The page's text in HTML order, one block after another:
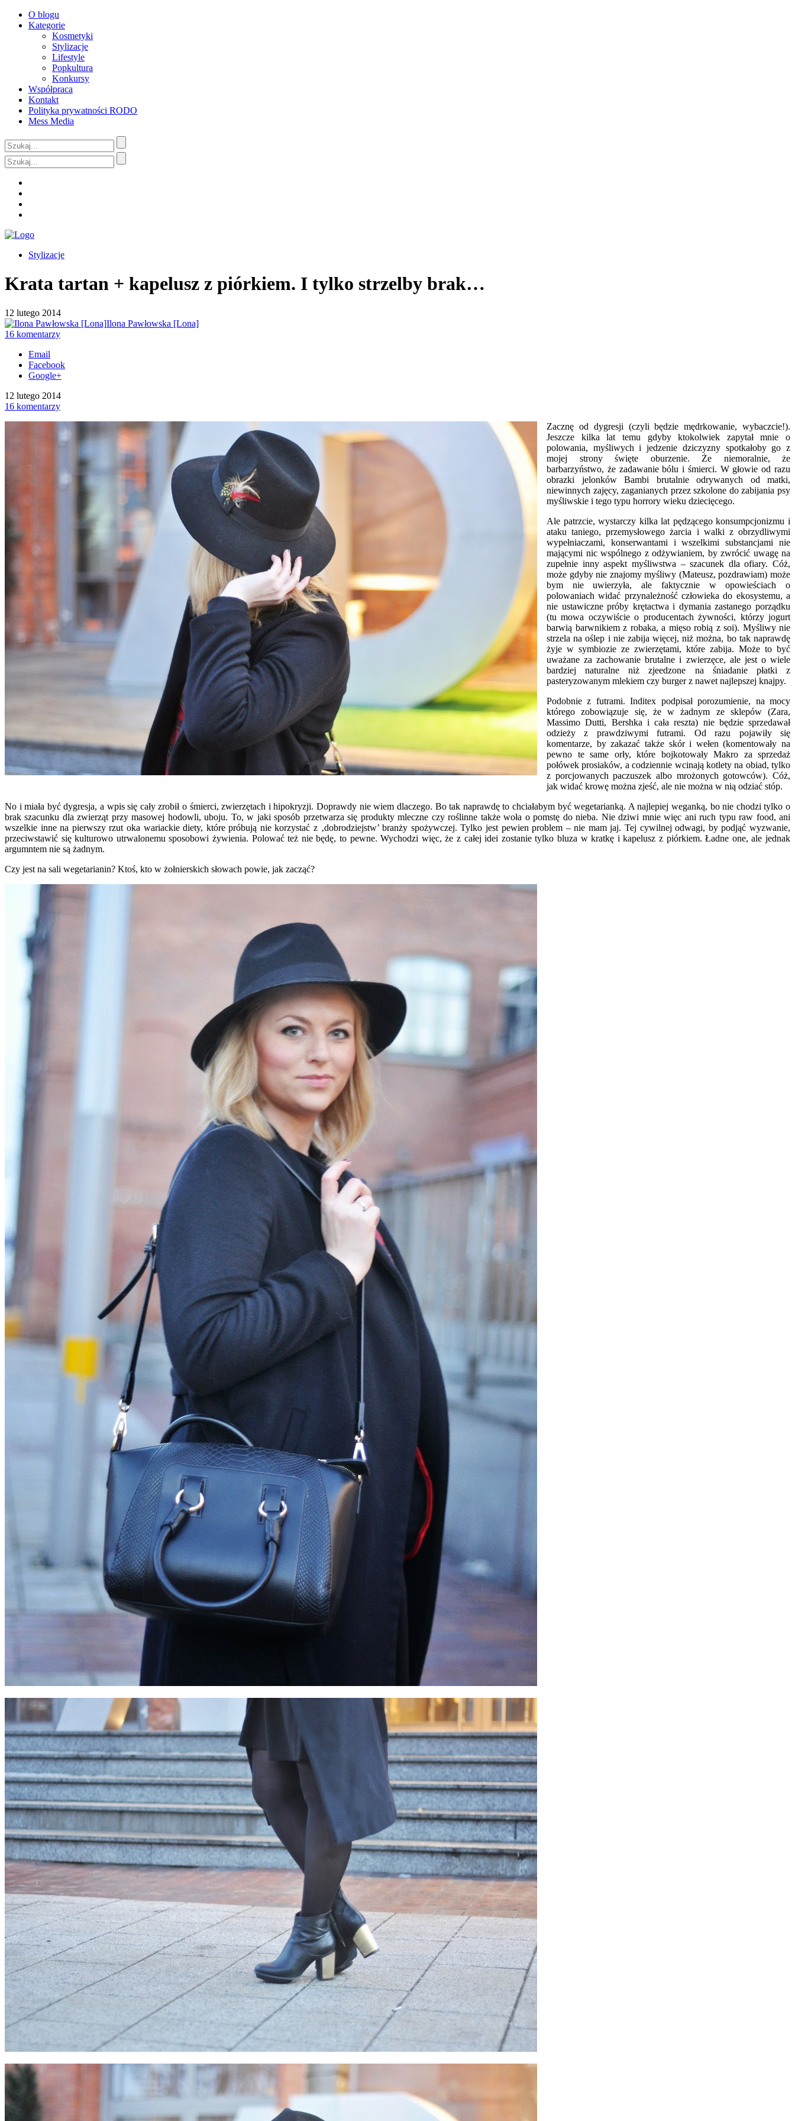
O blogu
Kategorie
Kosmetyki
Stylizacje
Lifestyle
Popkultura
Konkursy
Współpraca
Kontakt
Polityka prywatności RODO
Mess Media
Stylizacje
Krata tartan + kapelusz z piórkiem. I tylko strzelby brak…
12 lutego 2014
Ilona Pawłowska [Lona]
16 komentarzy
Email
Facebook
Google+
12 lutego 2014
16 komentarzy
Zacznę od dygresji (czyli będzie mędrkowanie, wybaczcie!).
Jeszcze kilka lat temu gdyby ktokolwiek zapytał mnie o
polowania, myśliwych i jedzenie dziczyzny spotkałoby go z
mojej strony święte oburzenie. Że niemoralnie, że
barbarzyństwo, że zadawanie bólu i śmierci. W głowie od razu
obrazki jelonków Bambi brutalnie odrywanych od matki,
niewinnych zajęcy, zaganianych przez szkolone do zabijania psy
myśliwskie i tego typu horrory wieku dziecięcego.
Ale patrzcie, wystarczy kilka lat pędzącego konsumpcjonizmu i
ataku taniego, przemysłowego żarcia i walki z obrzydliwymi
wypełniaczami, konserwantami i wszelkimi substancjami nie
mającymi nic wspólnego z odżywianiem, by zwrócić uwagę na
zupełnie inny aspekt myśliwstwa – szacunek dla ofiary. Cóż,
może gdyby nie znajomy myśliwy (Mateusz, pozdrawiam) może
bym nie uwierzyła, ale faktycznie w opowieściach o
polowaniach widać przynależność człowieka do ekosystemu, a
nie ustawiczne próby krętactwa i dymania zastanego porządku
(tu mowa oczywiście o producentach żywności, którzy jogurt
barwią barwnikiem z robaka, a mięso robią z soi). Myśliwy nie
strzela na oślep i nie zabija więcej, niż można, bo tak naprawdę
żyje w symbiozie ze zwierzętami, które zabija. Może to być
uważane za zachowanie brutalne i zwierzęce, ale jest o wiele
bardziej naturalne niż zjeedzone na śniadanie płatki z
pasteryzowanym mlekiem czy burger z nawet najlepszej knajpy.
Podobnie z futrami. Inditex podpisał porozumienie, na mocy
którego zobowiązuje się, że w żadnym ze sklepów (Zara,
Massimo Dutti, Bershka i cała reszta) nie będzie sprzedawał
odzieży z prawdziwymi futrami. Od razu pojawiły się
komentarze, by zakazać także skór i wełen (komentowały na
pewno te same orły, które bojkotowały Makro za sprzedaż
połówek prosiaków, a codziennie wcinają kotlety na obiad, tylko
z porcjowanych paczuszek albo mrożonych gotowców). Cóż,
jak widać krowę można zjeść, ale nie można w nią odziać stóp.
No i miała być dygresja, a wpis się cały zrobił o śmierci, zwierzętach i hipokryzji. Doprawdy nie wiem dlaczego. Bo tak naprawdę to chciałabym być wegetarianką. A najlepiej weganką, bo nie chodzi tylko o
brak szacunku dla zwierząt przy masowej hodowli, uboju. To, w jaki sposób przetwarza się produkty mleczne czy roślinne także woła o pomstę do nieba. Nie dziwi mnie więc ani ruch typu raw food, ani
wszelkie inne na pierwszy rzut oka wariackie diety, które próbują nie korzystać z ‚dobrodziejstw’ branży spożywczej. Tylko jest pewien problem – nie mam jaj. Tej cywilnej odwagi, by podjąć wyzwanie,
przeciwstawić się kulturowo utrwalonemu sposobowi żywienia. Polować też nie będę, to pewne. Wychodzi więc, że z całej idei zostanie tylko bluza w kratkę i kapelusz z piórkiem. Ładne one, ale jednak
argumntem nie są żadnym.
Czy jest na sali wegetarianin? Ktoś, kto w żołnierskich słowach powie, jak zacząć?